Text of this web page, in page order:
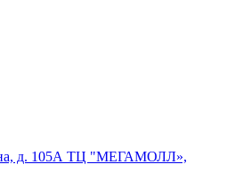
д. 105А ТЦ "МЕГАМОЛЛ»,